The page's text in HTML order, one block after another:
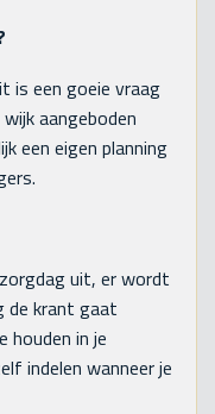
is een goeie vraag
aangeboden
een eigen planning
uit, er wordt
de krant gaat
houden in je
indelen wanneer je